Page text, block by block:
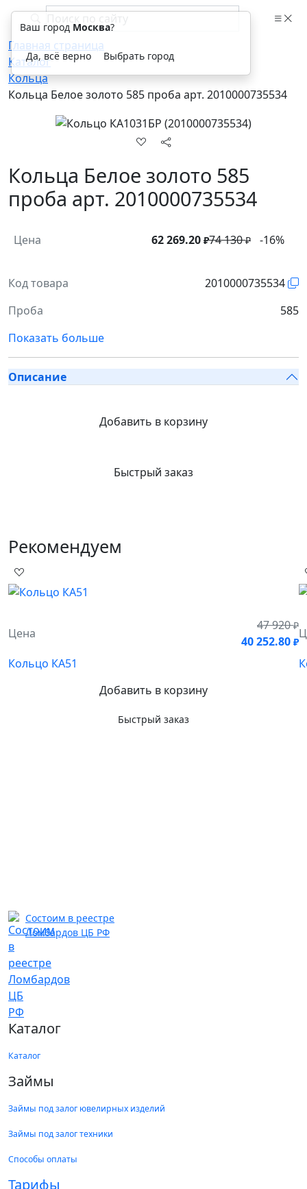
Главная страница
Каталог
Кольца
Кольца Белое золото 585 проба арт. 2010000735534
Кольца Белое золото 585
проба арт. 2010000735534
Цена 62 269.20 ₽74 130₽ -16%
Код товара
2010000735534
Проба
585
Показать больше
Описание
Добавить в корзину
Быстрый заказ
Рекомендуем
Цена
47 920₽
40 252.80 ₽
Кольцо КА51
Добавить в корзину
Быстрый заказ
Состоим в реестре
Ломбардов ЦБ РФ
Каталог
Каталог
Займы
Займы под залог ювелирных изделий
Займы под залог техники
Способы оплаты
Тарифы
Ваш город Москва?
Да, всё верно Выбрать город